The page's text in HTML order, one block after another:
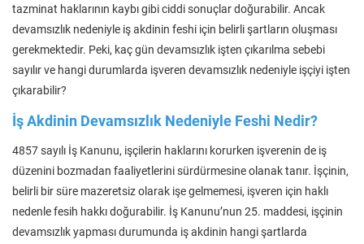
tazminat haklarının kaybı gibi ciddi sonuçlar doğurabilir. Ancak
devamsızlık nedeniyle iş akdinin feshi için belirli şartların oluşması
gerekmektedir. Peki, kaç gün devamsızlık işten çıkarılma sebebi
sayılır ve hangi durumlarda işveren devamsızlık nedeniyle işçiyi işten
çıkarabilir?
İş Akdinin Devamsızlık Nedeniyle Feshi Nedir?
4857 sayılı İş Kanunu, işçilerin haklarını korurken işverenin de iş
düzenini bozmadan faaliyetlerini sürdürmesine olanak tanır. İşçinin,
belirli bir süre mazeretsiz olarak işe gelmemesi, işveren için haklı
nedenle fesih hakkı doğurabilir. İş Kanunu’nun 25. maddesi, işçinin
devamsızlık yapması durumunda iş akdinin hangi şartlarda